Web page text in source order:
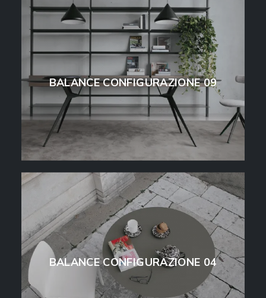
BALANCE CONFIGURAZIONE 09
BALANCE CONFIGURAZIONE 04